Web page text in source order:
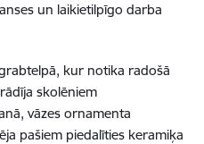
un laikietilpīgo darba
kur notika radošā
skolēniem
vāzes ornamenta
pašiem piedalīties keramiķa